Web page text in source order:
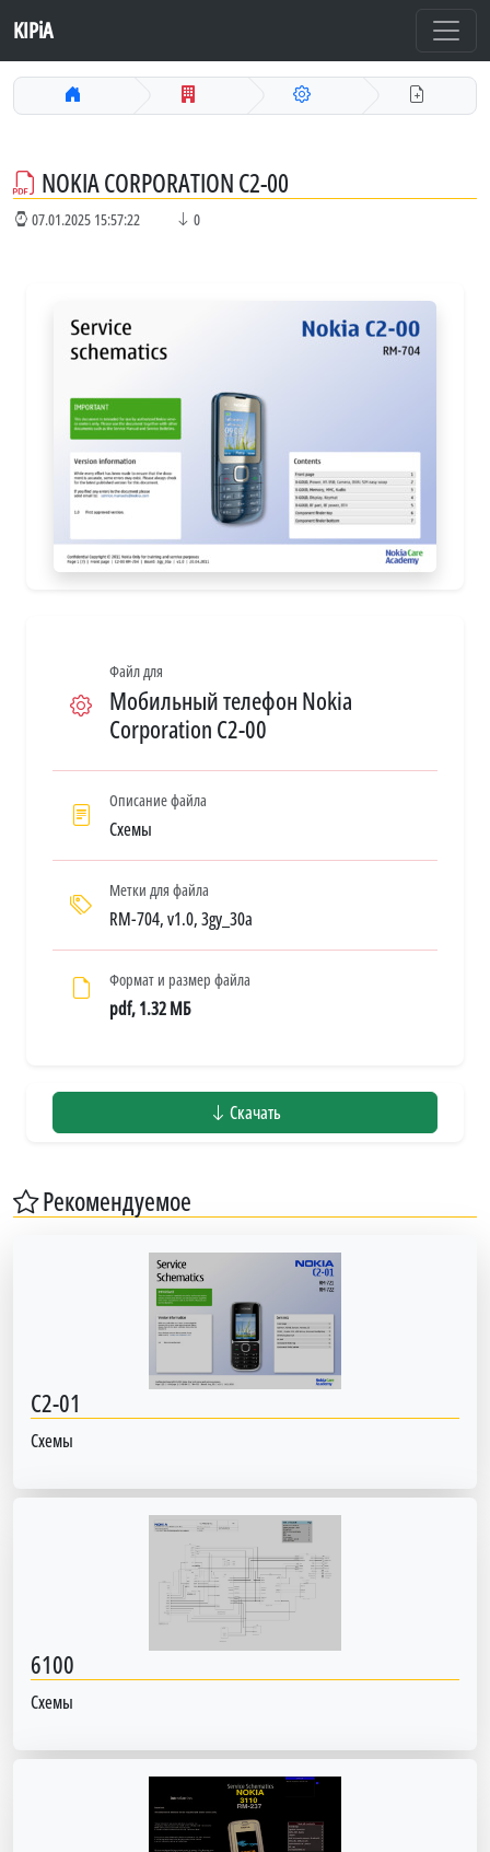
KIPiA
NOKIA CORPORATION C2-00
07.01.2025 15:57:22 0
Файл для
Мобильный телефон Nokia
Corporation C2-00
Описание файла
Схемы
Метки для файла
RM-704, v1.0, 3gy_30a
Формат и размер файла
pdf, 1.32 МБ
Скачать
Рекомендуемое
C2-01
Схемы
6100
Схемы